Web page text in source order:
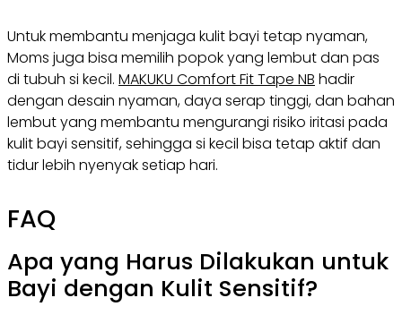
Untuk membantu menjaga kulit bayi tetap nyaman,
Moms juga bisa memilih popok yang lembut dan pas
di tubuh si kecil. MAKUKU Comfort Fit Tape NB hadir
dengan desain nyaman, daya serap tinggi, dan bahan
lembut yang membantu mengurangi risiko iritasi pada
kulit bayi sensitif, sehingga si kecil bisa tetap aktif dan
tidur lebih nyenyak setiap hari.
FAQ
Apa yang Harus Dilakukan untuk
Bayi dengan Kulit Sensitif?